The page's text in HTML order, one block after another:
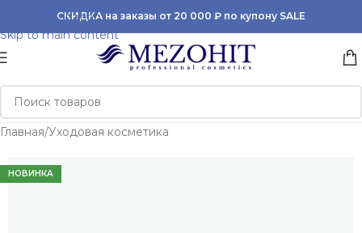
Skip to navigation
Skip to main content
СКИДКА на заказы от 20 000 ₽ по купону SALE
Главная/Уходовая косметика
НОВИНКА